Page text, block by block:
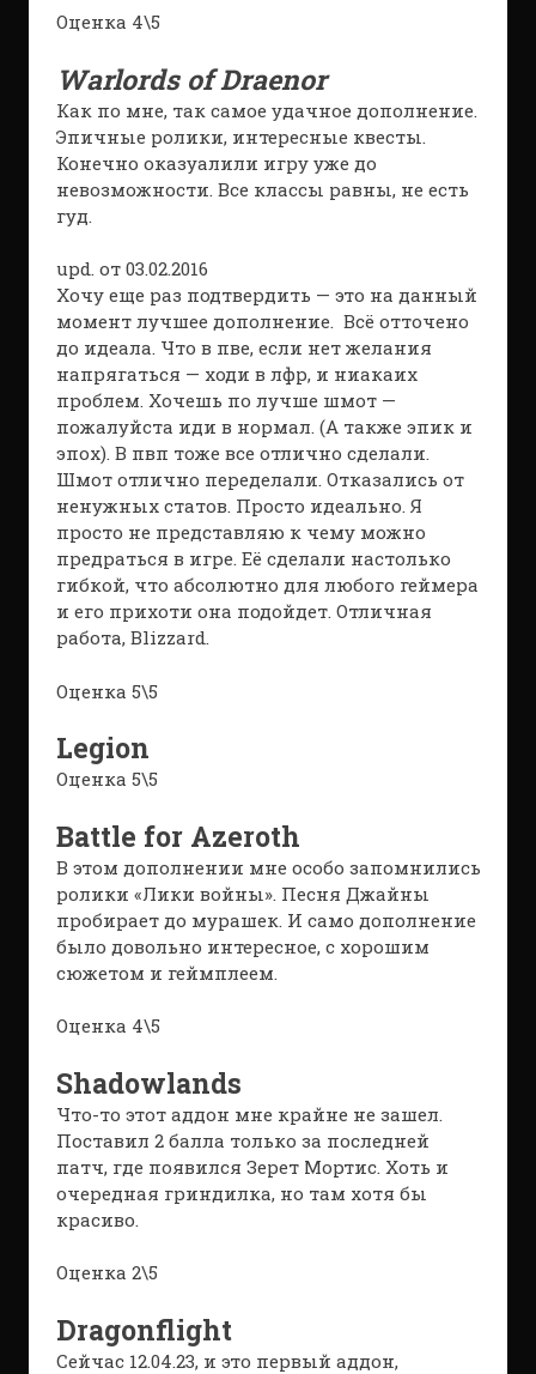
Оценка 4\5
Warlords of Draenor
Как по мне, так самое удачное дополнение.
Эпичные ролики, интересные квесты.
Конечно оказуалили игру уже до
невозможности. Все классы равны, не есть
гуд.
upd. от 03.02.2016
Хочу еще раз подтвердить — это на данный
момент лучшее дополнение. Всё отточено
до идеала. Что в пве, если нет желания
напрягаться — ходи в лфр, и ниакаих
проблем. Хочешь по лучше шмот —
пожалуйста иди в нормал. (А также эпик и
эпох). В пвп тоже все отлично сделали.
Шмот отлично переделали. Отказались от
ненужных статов. Просто идеально. Я
просто не представляю к чему можно
предраться в игре. Её сделали настолько
гибкой, что абсолютно для любого геймера
и его прихоти она подойдет. Отличная
работа, Blizzard.
Оценка 5\5
Legion
Оценка 5\5
Battle for Azeroth
В этом дополнении мне особо запомнились
ролики «Лики войны». Песня Джайны
пробирает до мурашек. И само дополнение
было довольно интересное, с хорошим
сюжетом и геймплеем.
Оценка 4\5
Shadowlands
Что-то этот аддон мне крайне не зашел.
Поставил 2 балла только за последней
патч, где появился Зерет Мортис. Хоть и
очередная гриндилка, но там хотя бы
красиво.
Оценка 2\5
Dragonflight
Сейчас 12.04.23, и это первый аддон,